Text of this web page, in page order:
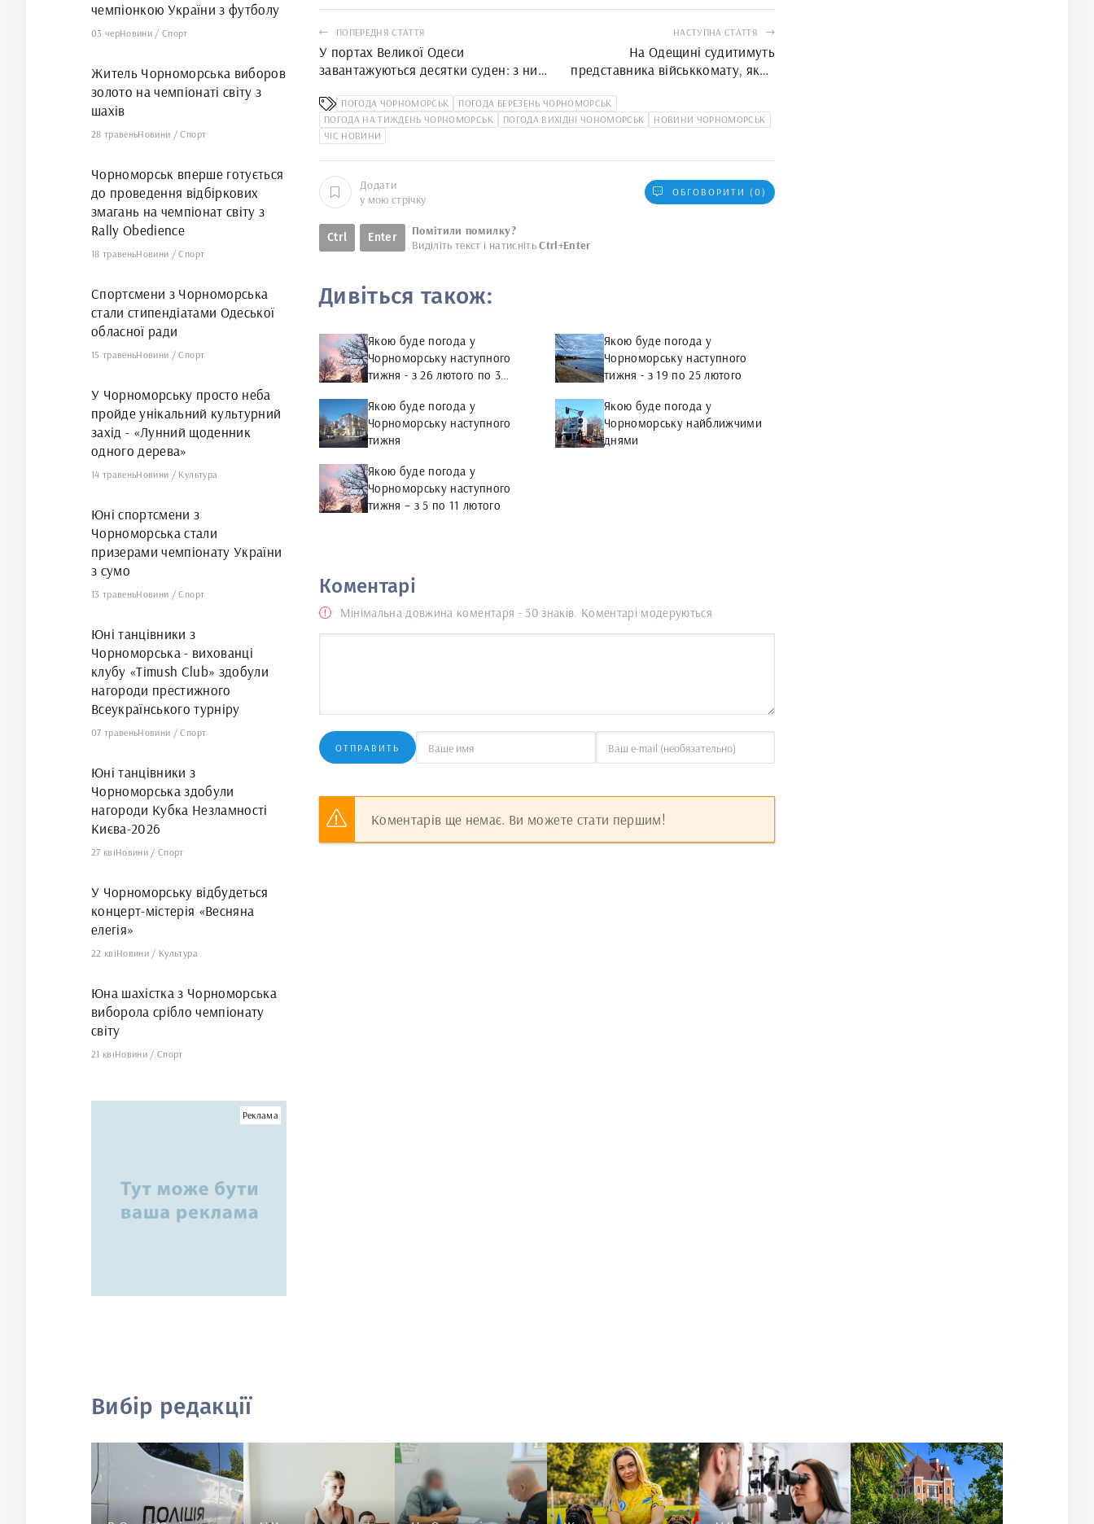
ПОПЕРЕДНЯ СТАТТЯ
У портах Великої Одеси
завантажуються десятки суден: з низ
НАСТУПНА СТАТТЯ
На Одещині судитимуть
представника військкомату, який
ПОГОДА ЧОРНОМОРСЬК
ПОГОДА БЕРЕЗЕНЬ ЧОРНОМОРСЬК
ПОГОДА НА ТИЖДЕНЬ ЧОРНОМОРСЬК
ПОГОДА ВИХІДНІ ЧОНОМОРСЬК
НОВИНИ ЧОРНОМОРСЬК
ЧІС НОВИНИ
Додати
у мою стрічку
ОБГОВОРИТИ (0)
Ctrl Enter
Помітили помилку?
Виділіть текст і натиснітьCtrl+Enter
Дивіться також:
Якою буде погода у
Чорноморську наступного
тижня - з 26 лютого по 3
Якою буде погода у
Чорноморську наступного
тижня - з 19 по 25 лютого
Якою буде погода у
Чорноморську наступного
тижня
Якою буде погода у
Чорноморську найближчими
днями
Якою буде погода у
Чорноморську наступного
тижня – з 5 по 11 лютого
Коментарі
Мінімальна довжина коментаря - 50 знаків. Коментарі модеруються
ОТПРАВИТЬ
Коментарів ще немає. Ви можете стати першим!
чемпіонкою України з футболу
03 черНовини /Спорт
Житель Чорноморська виборов
золото на чемпіонаті світу з
шахів
28 травеньНовини /Спорт
Чорноморськ вперше готується
до проведення відбіркових
змагань на чемпіонат світу з
Rally Obedience
18 травеньНовини /Спорт
Спортсмени з Чорноморська
стали стипендіатами Одеської
обласної ради
15 травеньНовини /Спорт
У Чорноморську просто неба
пройде унікальний культурний
захід - «Лунний щоденник
одного дерева»
14 травеньНовини / Культура
Юні спортсмени з
Чорноморська стали
призерами чемпіонату України
з сумо
13 травеньНовини /Спорт
Юні танцівники з
Чорноморська - вихованці
клубу «Timush Club» здобули
нагороди престижного
Всеукраїнського турніру
07 травеньНовини /Спорт
Юні танцівники з
Чорноморська здобули
нагороди Кубка Незламності
Києва-2026
27 квіНовини /Спорт
У Чорноморську відбудеться
концерт-містерія «Весняна
елегія»
22 квіНовини / Культура
Юна шахістка з Чорноморська
виборола срібло чемпіонату
світу
21 квіНовини /Спорт
Реклама
Вибір редакції